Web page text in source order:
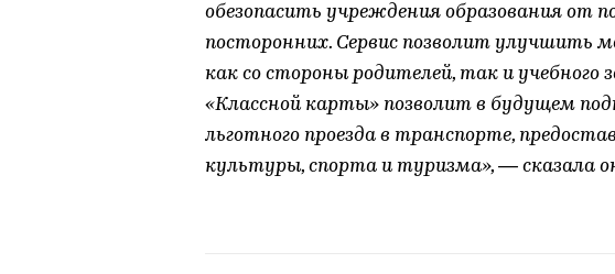
обезопасить учреждения образования от
посторонних. Сервис позволит улучшить
как со стороны родителей, так и учебного
«Классной карты» позволит в будущем
льготного проезда в транспорте,
культуры, спорта и туризма», — сказала